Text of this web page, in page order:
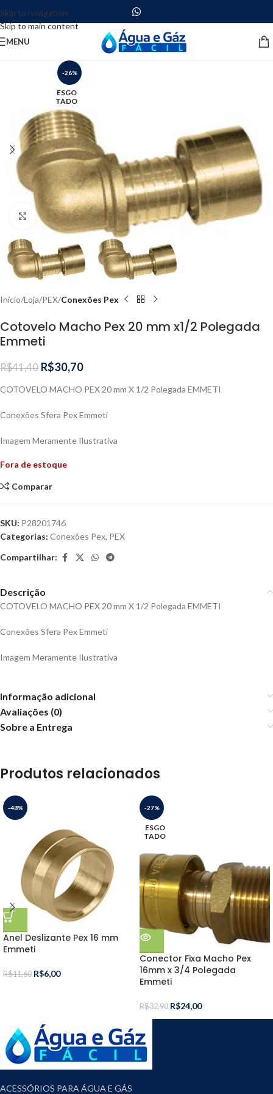
Skip to navigation
Skip to main content
MENU
-26%
ESGO
TADO
Clique para ampliar
Início Loja PEX Conexões Pex
Cotovelo Macho Pex 20 mm x1/2 Polegada
Emmeti
R$41,40 R$30,70
COTOVELO MACHO PEX 20 mm X 1/2 Polegada EMMETI
Conexões Sfera Pex Emmeti
Imagem Meramente Ilustrativa
Fora de estoque
Comparar
SKU: P28201746
Categorias: Conexões Pex, PEX
Compartilhar:
Descrição
COTOVELO MACHO PEX 20 mm X 1/2 Polegada EMMETI
Conexões Sfera Pex Emmeti
Imagem Meramente Ilustrativa
Informação adicional
Avaliações (0)
Sobre a Entrega
Produtos relacionados
-48%
Anel Deslizante Pex 16 mm
Emmeti
R$11,60 R$6,00
-27%
ESGO
TADO
Conector Fixa Macho Pex
16mm x 3/4 Polegada
Emmeti
R$32,90 R$24,00
ACESSÓRIOS PARA ÁGUA E GÁS